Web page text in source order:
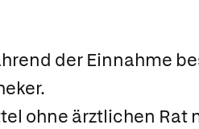
der Einnahme
ohne ärztlichen Rat